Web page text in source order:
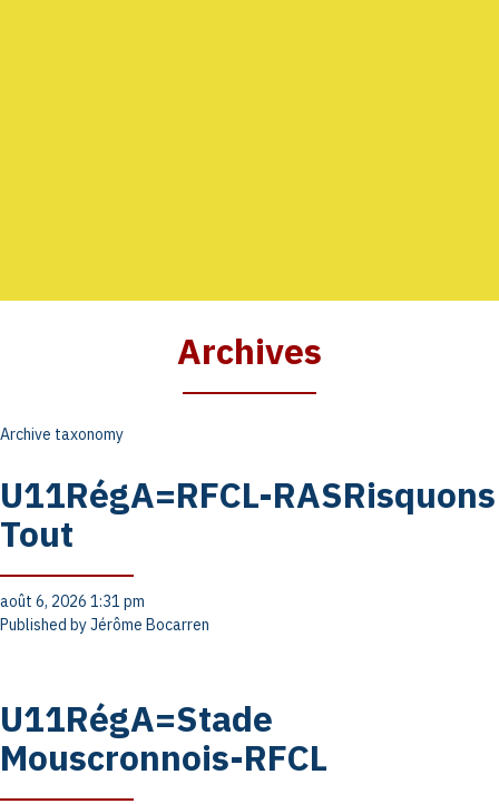
Archives
Archive taxonomy
U11RégA=RFCL-RASRisquons
Tout
août 6, 2026 1:31 pm
Published byJérôme Bocarren
U11RégA=Stade
Mouscronnois-RFCL